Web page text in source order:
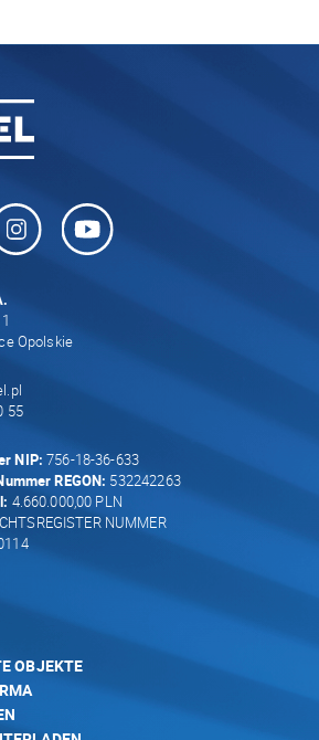
Opolskie
55
NIP: 756-18-36-633
REGON: 532242263
4.660.000,00 PLN
NUMMER
OBJEKTE